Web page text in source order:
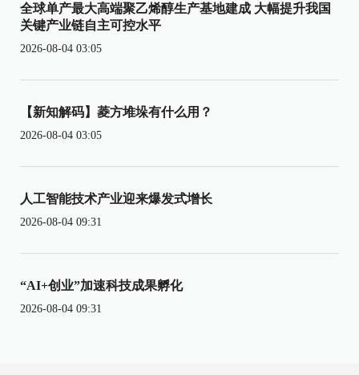
全球单产最大高端聚乙烯醇生产基地建成 大幅提升我国
关键产业链自主可控水平
2026-08-04 03:05
【新知解码】菱方堆垛有什么用？
2026-08-04 03:05
人工智能技术产业迎来爆发式增长
2026-08-04 09:31
“AI+创业”加速科技成果孵化
2026-08-04 09:31